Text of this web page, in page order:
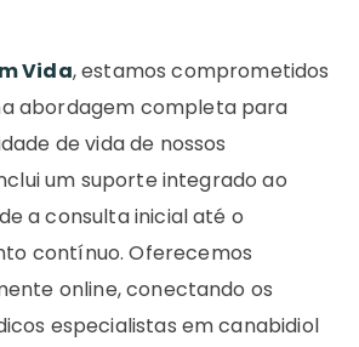
Vida, estamos comprometidos
abordagem completa para
de vida de nossos
um suporte integrado ao
a consulta inicial até o
contínuo. Oferecemos
online, conectando os
especialistas em canabidiol